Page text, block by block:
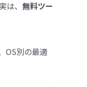
、 無料ツー
OS別の最適